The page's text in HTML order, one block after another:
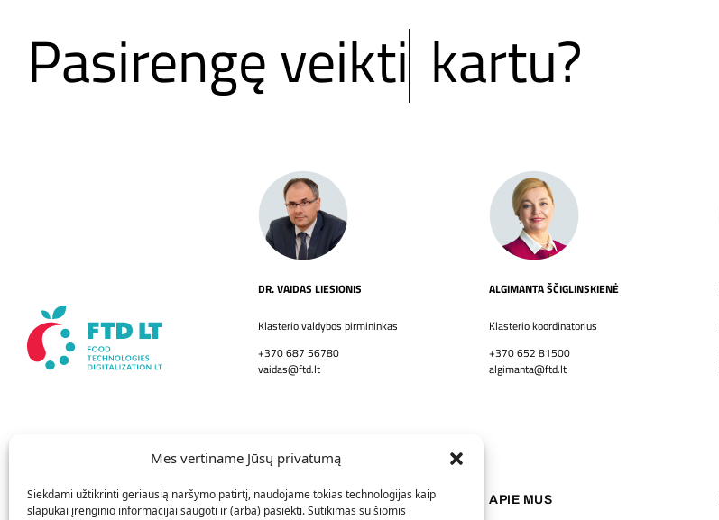
Mes vertiname Jūsų privatumą
Siekdami užtikrinti geriausią naršymo patirtį, naudojame tokias technologijas kaip
slapukai įrenginio informacijai saugoti ir (arba) pasiekti. Sutikimas su šiomis
Pasirengęveiktikartu?
DR. VAIDAS LIESIONIS
Klasterio valdybos pirmininkas
+370 687 56780
vaidas@ftd.lt
ALGIMANTA ŠČIGLINSKIENĖ
Klasterio koordinatorius
+370 652 81500
algimanta@ftd.lt
EXPO FTD LT INO FTD LT APIE MUS